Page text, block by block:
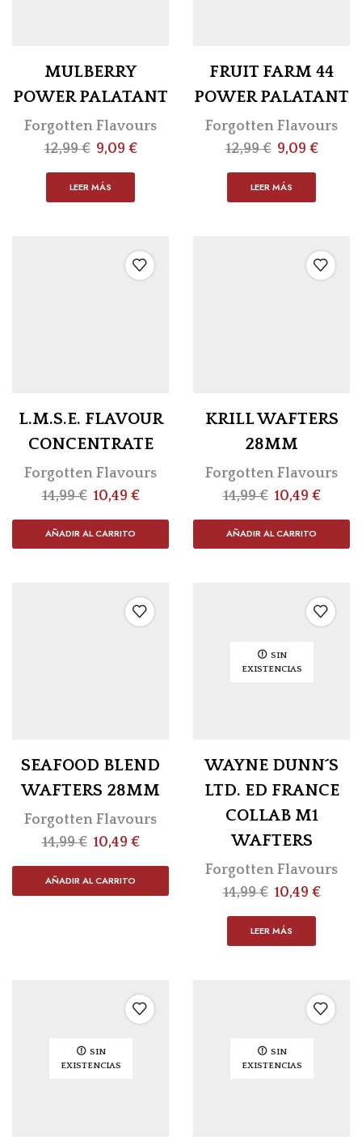
MULBERRY
POWER PALATANT
Forgotten Flavours
12,99€ 9,09 €
LEER MÁS
FRUIT FARM 44
POWER PALATANT
Forgotten Flavours
12,99€ 9,09 €
LEER MÁS
L.M.S.E. FLAVOUR
CONCENTRATE
Forgotten Flavours
14,99€ 10,49 €
AÑADIR AL CARRITO
KRILL WAFTERS
28MM
Forgotten Flavours
14,99€ 10,49 €
AÑADIR AL CARRITO
SEAFOOD BLEND
WAFTERS 28MM
Forgotten Flavours
14,99€ 10,49 €
AÑADIR AL CARRITO
SIN
EXISTENCIAS
WAYNE DUNN´S
LTD. ED FRANCE
COLLAB M1
WAFTERS
Forgotten Flavours
14,99€ 10,49 €
LEER MÁS
SIN
EXISTENCIAS
SIN
EXISTENCIAS